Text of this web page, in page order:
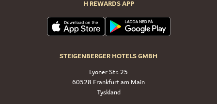
H REWARDS APP
STEIGENBERGER HOTELS GMBH
Lyoner Str. 25
60528 Frankfurt am Main
Tyskland